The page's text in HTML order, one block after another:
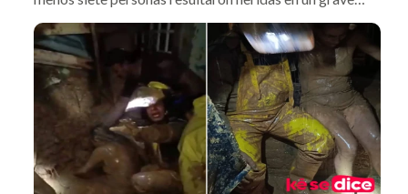
en la vía que comunica a La Lizama con San Alberto, en
jurisdicción de Rionegro (Santander).